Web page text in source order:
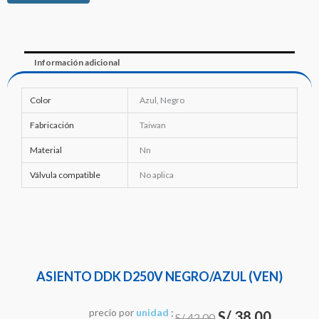
Información adicional
Color Azul, Negro
Fabricación Taiwan
Material Nn
Válvula compatible No aplica
ASIENTO DDK D250V NEGRO/AZUL (VEN)
precio por unidad :
El
El